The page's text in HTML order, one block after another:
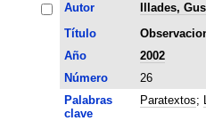
Autor
Illades,
Título
Año
2002
Número
26
Palabras
clave
Paratextos;